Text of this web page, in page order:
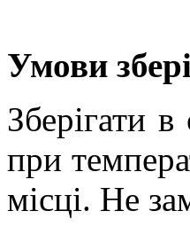
Умови
Зберігати в
при
місці. Не